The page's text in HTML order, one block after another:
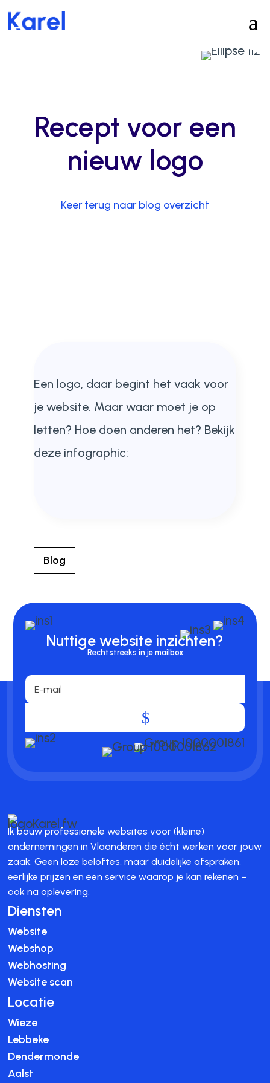
Recept voor een
nieuw logo
Keer terug naar blog overzicht
Een logo, daar begint het vaak voor
je website. Maar waar moet je op
letten? Hoe doen anderen het? Bekijk
deze infographic:
Blog
Nuttige website inzichten?
Rechtstreeks in je mailbox
Ik bouw professionele websites voor (kleine)
ondernemingen in Vlaanderen die écht werken voor jouw
zaak. Geen loze beloftes, maar duidelijke afspraken,
eerlijke prijzen en een service waarop je kan rekenen –
ook na oplevering.
Diensten
Website
Webshop
Webhosting
Website scan
Locatie
Wieze
Lebbeke
Dendermonde
Aalst